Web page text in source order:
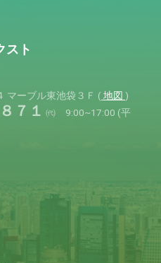
スト
マーブル東池袋３Ｆ ( 地図 )
７１ ㈹ 9:00~17:00 (平